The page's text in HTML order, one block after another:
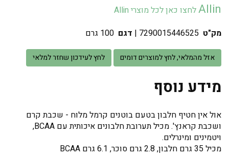
Allinלחצו כאן לכל מוצרי Allin
מק"ט 7290015446525
| דגם 100 גרם
אזל מהמלאי, לחץ למוצרים דומים לחץ לעידכון שחזר למלאי
מידע נוסף
אול אין חטיף חלבון בטעם בוטנים קרמל מלוח - שכבת קרם
ושכבת קראנץ'. מכיל תערובת חלבונים איכותית עם BCAA,
ויטמינים ומינרלים.
מכיל 35 גרם חלבון, 2.8 גרם סוכר, 6.1 גרם BCAA